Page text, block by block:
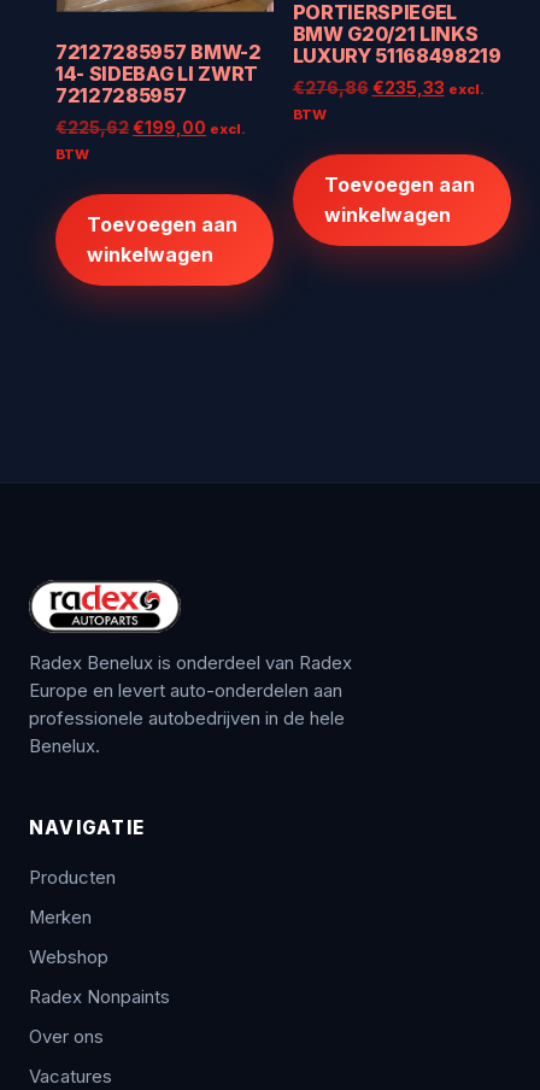
72127285957 BMW-2
14- SIDEBAG LI ZWRT
72127285957
€225,62Oorspronkelijke
€199,00 Huidige
€199,00.
excl.
BTW
Toevoegen aan
winkelwagen
PORTIERSPIEGEL
BMW G20/21 LINKS
LUXURY 51168498219
€276,86 Oorspronkelijke
€235,33Huidige
€235,33.
excl.
BTW
Toevoegen aan
winkelwagen
Radex Benelux is onderdeel van Radex
Europe en levert auto-onderdelen aan
professionele autobedrijven in de hele
Benelux.
NAVIGATIE
Producten
Merken
Webshop
Radex Nonpaints
Over ons
Vacatures